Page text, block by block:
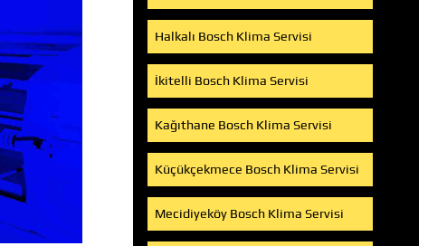
Halkalı Bosch Klima Servisi
İkitelli Bosch Klima Servisi
Kağıthane Bosch Klima Servisi
Küçükçekmece Bosch Klima Servisi
Mecidiyeköy Bosch Klima Servisi